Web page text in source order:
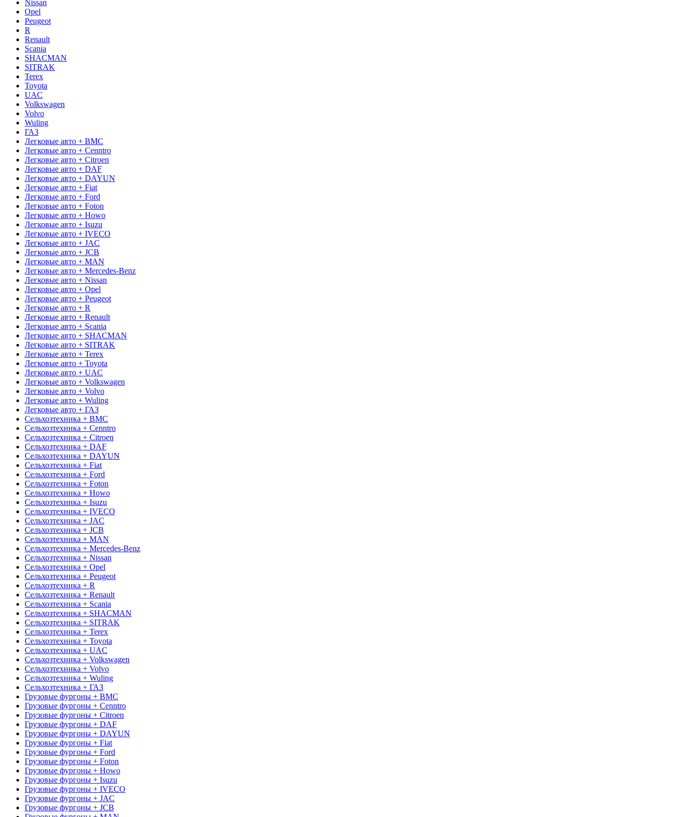
Nissan
Opel
Peugeot
R
Renault
Scania
SHACMAN
SITRAK
Terex
Toyota
UAC
Volkswagen
Volvo
Wuling
ГАЗ
Легковые авто + BMC
Легковые авто + Cenntro
Легковые авто + Citroen
Легковые авто + DAF
Легковые авто + DAYUN
Легковые авто + Fiat
Легковые авто + Ford
Легковые авто + Foton
Легковые авто + Howo
Легковые авто + Isuzu
Легковые авто + IVECO
Легковые авто + JAC
Легковые авто + JCB
Легковые авто + MAN
Легковые авто + Mercedes-Benz
Легковые авто + Nissan
Легковые авто + Opel
Легковые авто + Peugeot
Легковые авто + R
Легковые авто + Renault
Легковые авто + Scania
Легковые авто + SHACMAN
Легковые авто + SITRAK
Легковые авто + Terex
Легковые авто + Toyota
Легковые авто + UAC
Легковые авто + Volkswagen
Легковые авто + Volvo
Легковые авто + Wuling
Легковые авто + ГАЗ
Сельхозтехника + BMC
Сельхозтехника + Cenntro
Сельхозтехника + Citroen
Сельхозтехника + DAF
Сельхозтехника + DAYUN
Сельхозтехника + Fiat
Сельхозтехника + Ford
Сельхозтехника + Foton
Сельхозтехника + Howo
Сельхозтехника + Isuzu
Сельхозтехника + IVECO
Сельхозтехника + JAC
Сельхозтехника + JCB
Сельхозтехника + MAN
Сельхозтехника + Mercedes-Benz
Сельхозтехника + Nissan
Сельхозтехника + Opel
Сельхозтехника + Peugeot
Сельхозтехника + R
Сельхозтехника + Renault
Сельхозтехника + Scania
Сельхозтехника + SHACMAN
Сельхозтехника + SITRAK
Сельхозтехника + Terex
Сельхозтехника + Toyota
Сельхозтехника + UAC
Сельхозтехника + Volkswagen
Сельхозтехника + Volvo
Сельхозтехника + Wuling
Сельхозтехника + ГАЗ
Грузовые фургоны + BMC
Грузовые фургоны + Cenntro
Грузовые фургоны + Citroen
Грузовые фургоны + DAF
Грузовые фургоны + DAYUN
Грузовые фургоны + Fiat
Грузовые фургоны + Ford
Грузовые фургоны + Foton
Грузовые фургоны + Howo
Грузовые фургоны + Isuzu
Грузовые фургоны + IVECO
Грузовые фургоны + JAC
Грузовые фургоны + JCB